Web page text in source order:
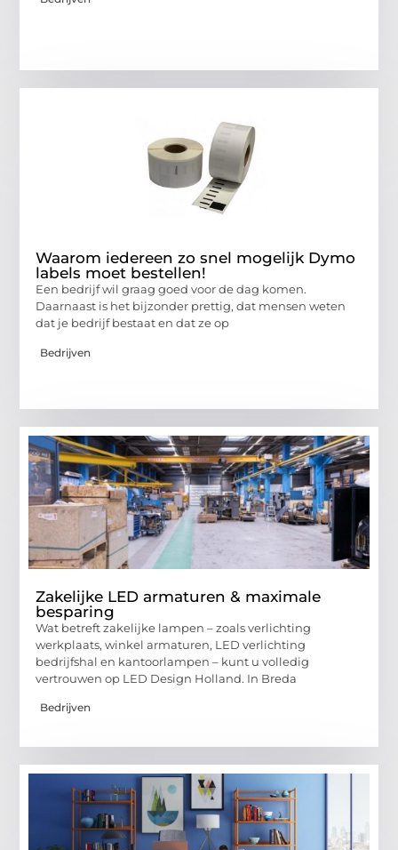
Waarom iedereen zo snel mogelijk Dymo
labels moet bestellen!
Een bedrijf wil graag goed voor de dag komen.
Daarnaast is het bijzonder prettig, dat mensen weten
dat je bedrijf bestaat en dat ze op
Bedrijven
Zakelijke LED armaturen & maximale
besparing
Wat betreft zakelijke lampen – zoals verlichting
werkplaats, winkel armaturen, LED verlichting
bedrijfshal en kantoorlampen – kunt u volledig
vertrouwen op LED Design Holland. In Breda
Bedrijven